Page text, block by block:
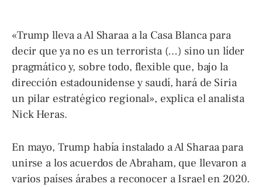
«Trump lleva a Al Sharaa a la Casa Blanca para
decir que ya no es un terrorista (…) sino un líder
pragmático y, sobre todo, flexible que, bajo la
dirección estadounidense y saudí, hará de Siria
un pilar estratégico regional», explica el analista
Nick Heras.
En mayo, Trump había instalado a Al Sharaa para
unirse a los acuerdos de Abraham, que llevaron a
varios países árabes a reconocer a Israel en 2020.